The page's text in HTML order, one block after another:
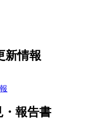
新情報
・報告書